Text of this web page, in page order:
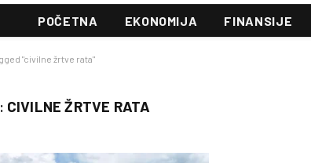
POČETNA EKONOMIJA FINANSIJE
"civilne žrtve rata"
CIVILNE ŽRTVE RATA